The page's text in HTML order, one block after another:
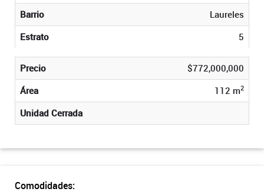
Barrio
Laureles
Estrato
5
Precio
$772,000,000
Área
112 m2
Unidad Cerrada
Comodidades: